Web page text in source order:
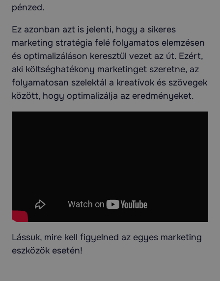
pénzed.
Ez azonban azt is jelenti, hogy a sikeres
marketing stratégia felé folyamatos elemzésen
és optimalizáláson keresztül vezet az út. Ezért,
aki költséghatékony marketinget szeretne, az
folyamatosan szelektál a kreatívok és szövegek
között, hogy optimalizálja az eredményeket.
Lássuk, mire kell figyelned az egyes marketing
eszközök esetén!